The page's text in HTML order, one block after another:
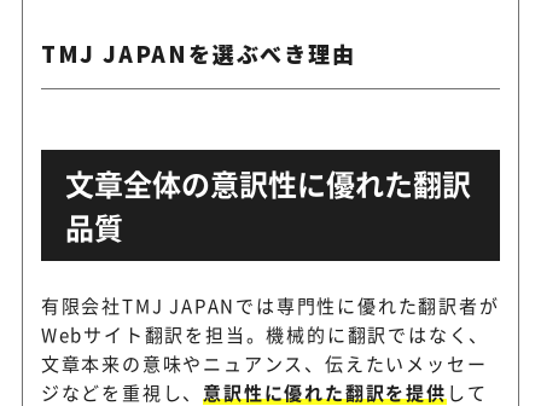
TMJ JAPANを選ぶべき理由
文章全体の意訳性に優れた翻訳
品質
有限会社TMJ JAPANでは専門性に優れた翻訳者が
Webサイト翻訳を担当。機械的に翻訳ではなく、
文章本来の意味やニュアンス、伝えたいメッセー
ジなどを重視し、 意訳性に優れた翻訳を提供 して